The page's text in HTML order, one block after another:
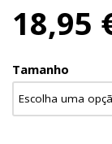
18,95
Tamanho